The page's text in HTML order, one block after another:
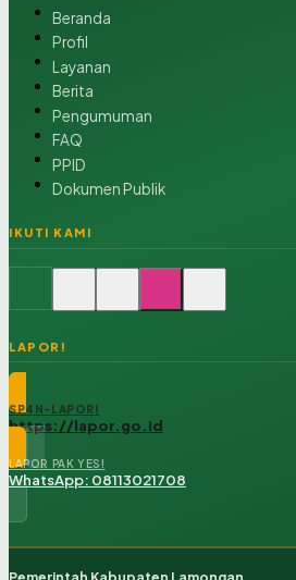
Beranda
Profil
Layanan
Berita
Pengumuman
FAQ
PPID
Dokumen Publik
IKUTI KAMI
LAPOR!
SP4N-LAPOR!
https://lapor.go.id
LAPOR PAK YES!
WhatsApp: 08113021708